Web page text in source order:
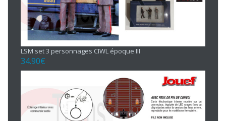
LSM set 3 personnages CIWL époque III
34.90€